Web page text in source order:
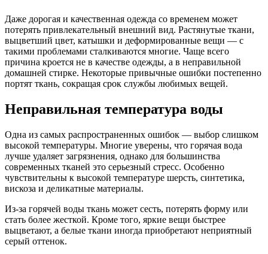
Даже дорогая и качественная одежда со временем может
потерять привлекательный внешний вид. Растянутые ткани,
выцветший цвет, катышки и деформированные вещи — с
такими проблемами сталкиваются многие. Чаще всего
причина кроется не в качестве одежды, а в неправильной
домашней стирке. Некоторые привычные ошибки постепенно
портят ткань, сокращая срок службы любимых вещей.
Неправильная температура воды
Одна из самых распространенных ошибок — выбор слишком
высокой температуры. Многие уверены, что горячая вода
лучше удаляет загрязнения, однако для большинства
современных тканей это серьезный стресс. Особенно
чувствительны к высокой температуре шерсть, синтетика,
вискоза и деликатные материалы.
Из-за горячей воды ткань может сесть, потерять форму или
стать более жесткой. Кроме того, яркие вещи быстрее
выцветают, а белые ткани иногда приобретают неприятный
серый оттенок.